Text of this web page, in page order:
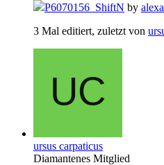
P6070156_ShiftN by
3 Mal editiert, zuletzt von
ursus carpaticus
Diamantenes Mitglied